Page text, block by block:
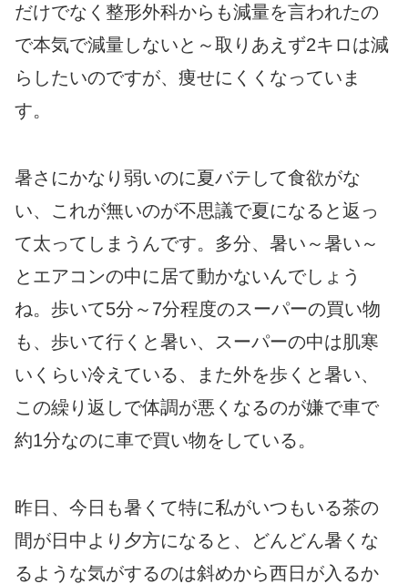
だけでなく整形外科からも減量を言われたの
で本気で減量しないと～取りあえず2キロは減
らしたいのですが、痩せにくくなっていま
す。
暑さにかなり弱いのに夏バテして食欲がな
い、これが無いのが不思議で夏になると返っ
て太ってしまうんです。多分、暑い～暑い～
とエアコンの中に居て動かないんでしょう
ね。歩いて5分～7分程度のスーパーの買い物
も、歩いて行くと暑い、スーパーの中は肌寒
いくらい冷えている、また外を歩くと暑い、
この繰り返しで体調が悪くなるのが嫌で車で
約1分なのに車で買い物をしている。
昨日、今日も暑くて特に私がいつもいる茶の
間が日中より夕方になると、どんどん暑くな
るような気がするのは斜めから西日が入るか